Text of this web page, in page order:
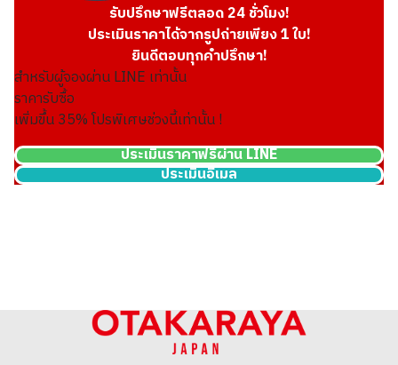
ราคารับซื้ออ้างอิง
THB 91,469.53
รับปรึกษาฟรีตลอด 24 ชั่วโมง!
ประเมินราคาได้จากรูปถ่ายเพียง 1 ใบ!
ยินดีตอบทุกคำปรึกษา!
สำหรับผู้จองผ่าน LINE เท่านั้น
ราคารับซื้อ
เพิ่มขึ้น35% โปรพิเศษช่วงนี้เท่านั้น !
ประเมินราคาฟรีผ่าน LINE
ประเมินอีเมล